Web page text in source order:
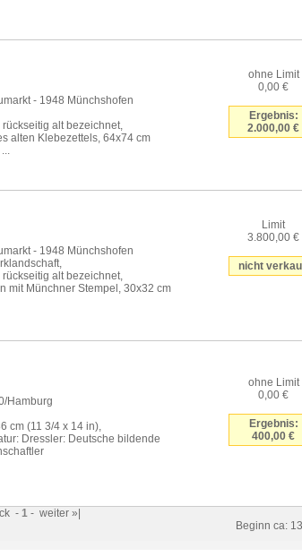
- 1948 Münchshofen
alt bezeichnet,
alten Klebezettels, 64x74 cm
ohne Limit
0,00 €
Ergebnis:
2.000,00 €
- 1948 Münchshofen
alt bezeichnet,
mit Münchner Stempel, 30x32 cm
Limit
3.800,00 €
nicht
Hamburg
cm (11 3/4 x 14 in),
Dressler: Deutsche bildende
ohne Limit
0,00 €
Ergebnis:
400,00 €
- 1 - weiter »|
Beginn ca: